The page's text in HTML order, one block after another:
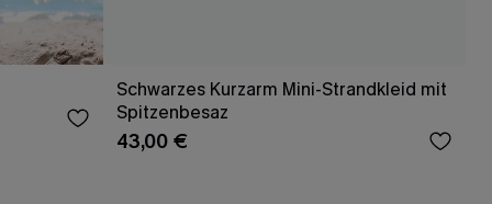
Schwarzes Kurzarm Mini-Strandkleid mit
Spitzenbesaz
43,00 €